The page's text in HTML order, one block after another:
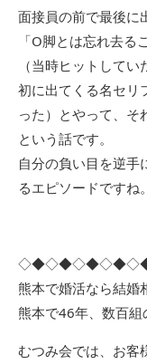
面接員の前で最後に
「O脚とは忘れ去る
（当時ヒットして
初に出てくる名セリ
った）とやって、そ
という話です。
自分の負い目を逆手
るエピソードですね。
熊本で婚活なら結婚
熊本で46年、数百組
むつみ会では、お客